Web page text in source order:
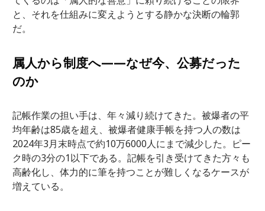
と、それを仕組みに変えようとする静かな決断の輪郭
だ。
属人から制度へ——なぜ今、公募だった
のか
記帳作業の担い手は、年々減り続けてきた。被爆者の平
均年齢は85歳を超え、被爆者健康手帳を持つ人の数は
2024年3月末時点で約10万6000人にまで減少した。ピー
ク時の3分の1以下である。記帳を引き受けてきた方々も
高齢化し、体力的に筆を持つことが難しくなるケースが
増えている。